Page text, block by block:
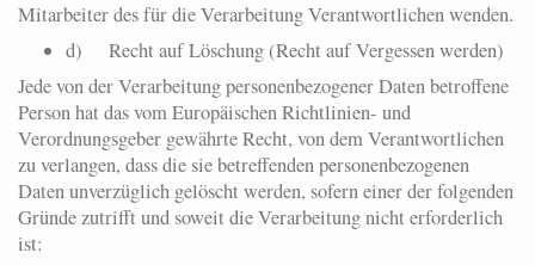
Mitarbeiter des für die Verarbeitung Verantwortlichen wenden.
d) Recht auf Löschung (Recht auf Vergessen werden)
Jede von der Verarbeitung personenbezogener Daten betroffene
Person hat das vom Europäischen Richtlinien- und
Verordnungsgeber gewährte Recht, von dem Verantwortlichen
zu verlangen, dass die sie betreffenden personenbezogenen
Daten unverzüglich gelöscht werden, sofern einer der folgenden
Gründe zutrifft und soweit die Verarbeitung nicht erforderlich
ist: